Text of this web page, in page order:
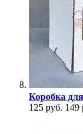
Коробка
125 руб. 149